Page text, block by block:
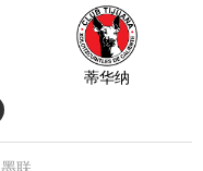
蒂华纳